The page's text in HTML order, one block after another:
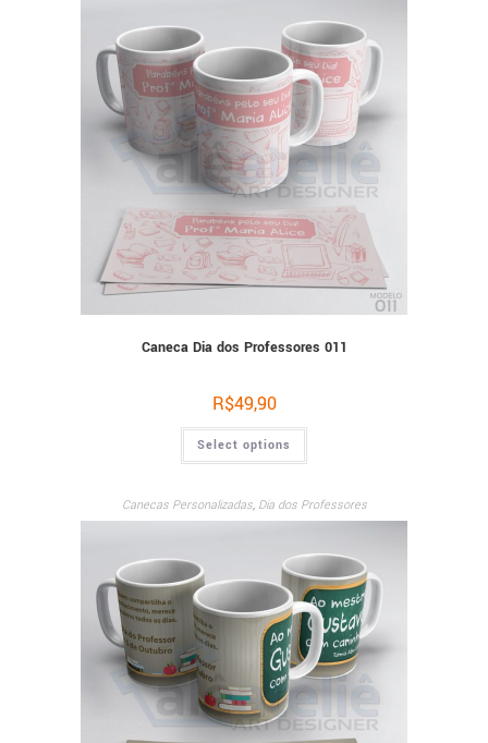
Caneca Dia dos Professores 011
R$49,90
Select options
Canecas Personalizadas, Dia dos Professores